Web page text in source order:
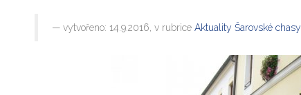
vytvořeno: 14.9.2016, v rubrice Aktuality Šarovské chasy